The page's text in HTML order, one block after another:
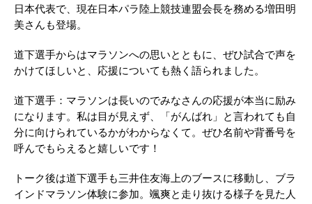
日本代表で、現在日本パラ陸上競技連盟会長を務める増田明
美さんも登場。
道下選手からはマラソンへの思いとともに、ぜひ試合で声を
かけてほしいと、応援についても熱く語られました。
道下選手：マラソンは長いのでみなさんの応援が本当に励み
になります。私は目が見えず、「がんばれ」と言われても自
分に向けられているかがわからなくて。ぜひ名前や背番号を
呼んでもらえると嬉しいです！
トーク後は道下選手も三井住友海上のブースに移動し、ブラ
インドマラソン体験に参加。颯爽と走り抜ける様子を見た人